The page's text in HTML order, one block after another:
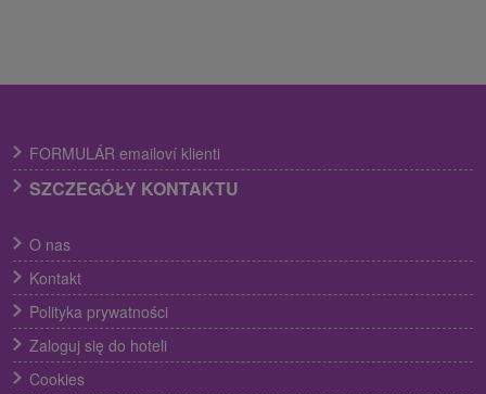
FORMULÁR emailoví klienti
SZCZEGÓŁY KONTAKTU
O nas
Kontakt
Polityka prywatności
Zaloguj się do hoteli
Cookies